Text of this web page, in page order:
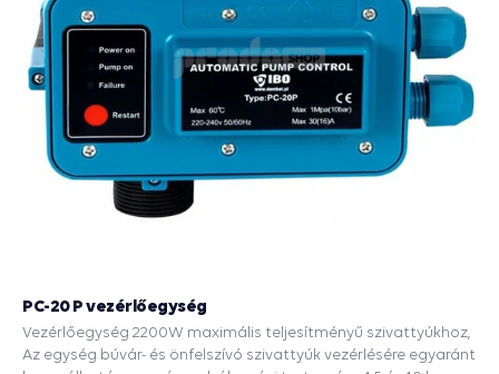
PC-20 P vezérlőegység
Vezérlőegység 2200W maximális teljesítményű szivattyúkhoz,
Az egység búvár- és önfelszívó szivattyúk vezérlésére egyaránt